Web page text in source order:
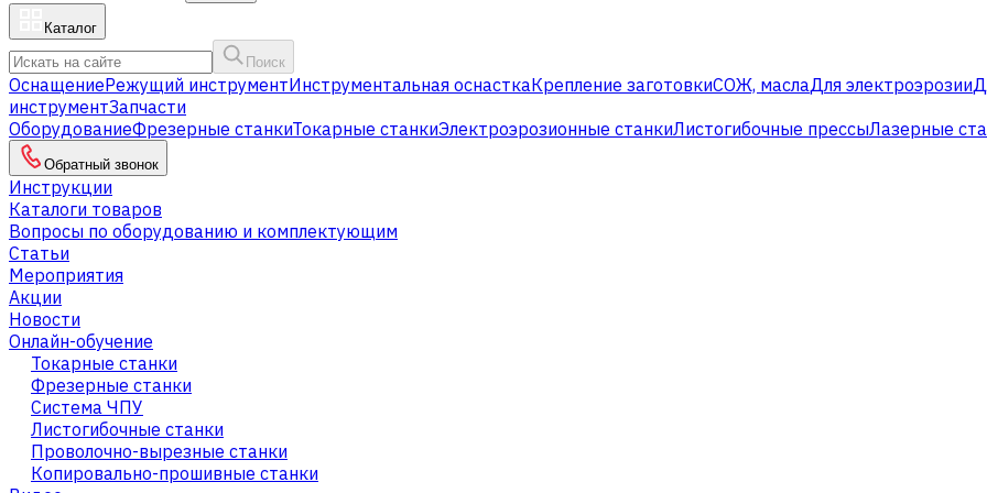
Каталог
Поиск
ОснащениеРежущий инструментИнструментальная оснасткаКрепление заготовкиСОЖ, маслаДля электроэрозии
инструментЗапчасти
ОборудованиеФрезерные станкиТокарные станкиЭлектроэрозионные станкиЛистогибочные прессыЛазерные
Обратный звонок
Инструкции
Каталоги товаров
Вопросы по оборудованию и комплектующим
Статьи
Мероприятия
Акции
Новости
Онлайн-обучение
Токарные станки
Фрезерные станки
Система ЧПУ
Листогибочные станки
Проволочно-вырезные станки
Копировально-прошивные станки